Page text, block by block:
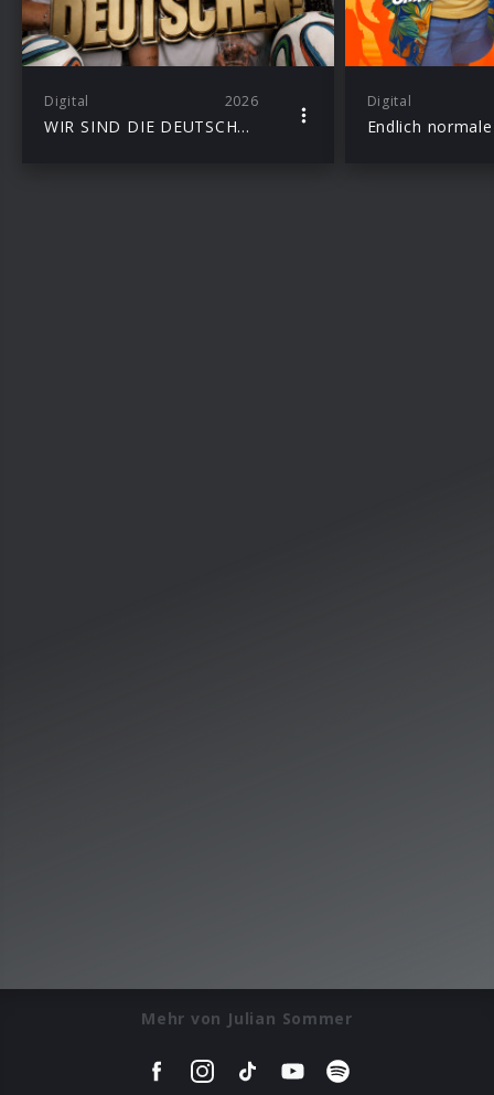
Digital 2026
WIR SIND DIE DEUTSCHEN (Single)
Digital
Mehr von Julian Sommer